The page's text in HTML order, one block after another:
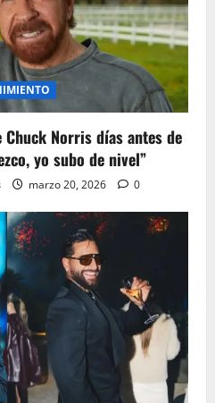
Norris días antes de
yo subo de nivel”
marzo 20, 2026 0